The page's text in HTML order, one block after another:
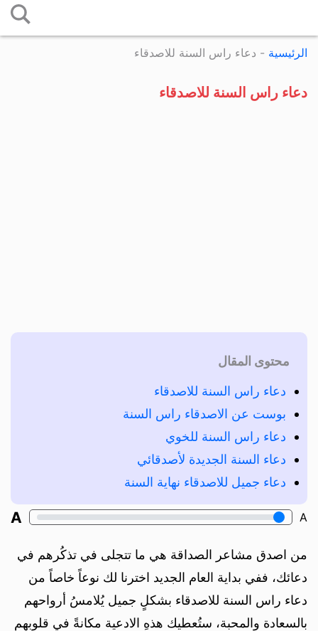
إلى
المحتوى
الرئيسية - دعاء راس السنة للاصدقاء
دعاء راس السنة للاصدقاء
محتوى المقال
دعاء راس السنة للاصدقاء
بوست عن الاصدقاء راس السنة
دعاء راس السنة للخوي
دعاء السنة الجديدة لأصدقائي
دعاء جميل للاصدقاء نهاية السنة
A
A
من اصدق مشاعر الصداقة هي ما تتجلى في تذكُرهم في
دعائك، ففي بداية العام الجديد اخترنا لك نوعاً خاصاً من
دعاء راس السنة للاصدقاء بشكلٍ جميل يُلامسُ أرواحهم
بالسعادة والمحبة، ستُعطيك هذهِ الادعية مكانةً في قلوبهم